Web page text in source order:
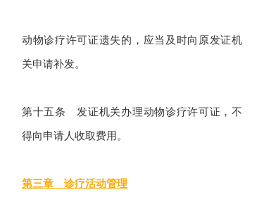
动物诊疗许可证遗失的，应当及时向原发证机
关申请补发。
第十五条 发证机关办理动物诊疗许可证，不
得向申请人收取费用。
第三章 诊疗活动管理